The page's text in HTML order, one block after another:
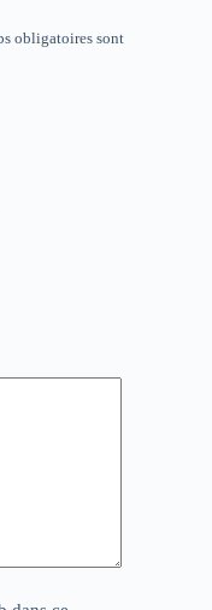
obligatoires sont